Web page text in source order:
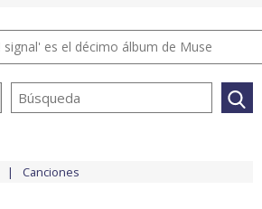
signal' es el décimo álbum de Muse
Canciones